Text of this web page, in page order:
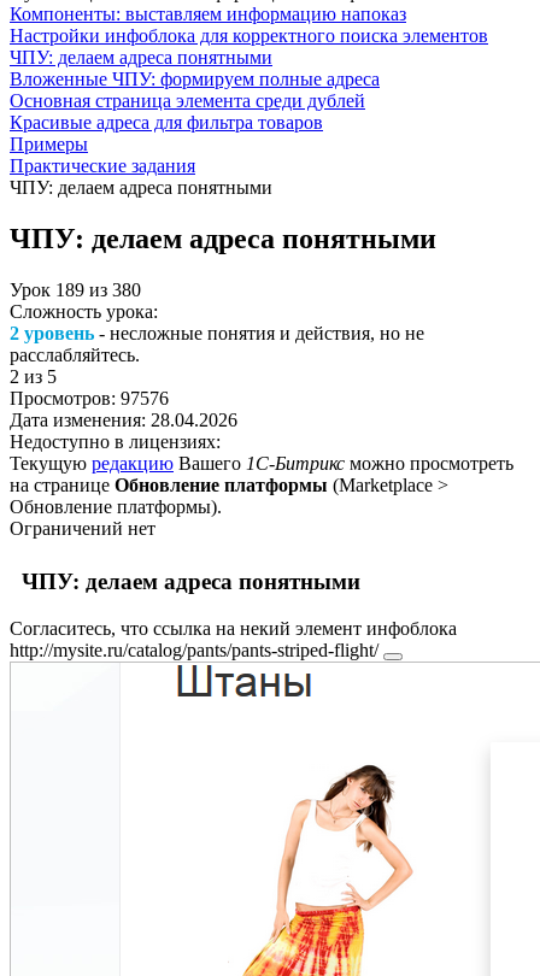
Компоненты: выставляем информацию напоказ
Настройки инфоблока для корректного поиска элементов
ЧПУ: делаем адреса понятными
Вложенные ЧПУ: формируем полные адреса
Основная страница элемента среди дублей
Красивые адреса для фильтра товаров
Примеры
Практические задания
ЧПУ: делаем адреса понятными
ЧПУ: делаем адреса понятными
Урок 189 из 380
Сложность урока:
2 уровень - несложные понятия и действия, но не
расслабляйтесь.
2 из 5
Просмотров: 97576
Дата изменения: 28.04.2026
Недоступно в лицензиях:
Текущую редакцию Вашего 1С-Битрикс можно просмотреть
на странице Обновление платформы (Marketplace >
Обновление платформы).
Ограничений нет
ЧПУ: делаем адреса понятными
Согласитесь, что ссылка на некий элемент инфоблока
http://mysite.ru/catalog/pants/pants-striped-flight/